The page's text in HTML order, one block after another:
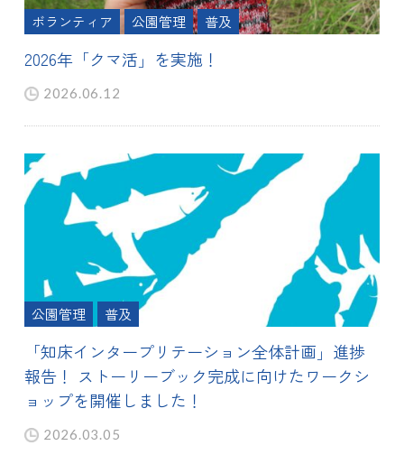
ボランティア 公園管理 普及
2026年「クマ活」を実施！
2026.06.12
公園管理 普及
「知床インタープリテーション全体計画」進捗
報告！ ストーリーブック完成に向けたワークシ
ョップを開催しました！
2026.03.05